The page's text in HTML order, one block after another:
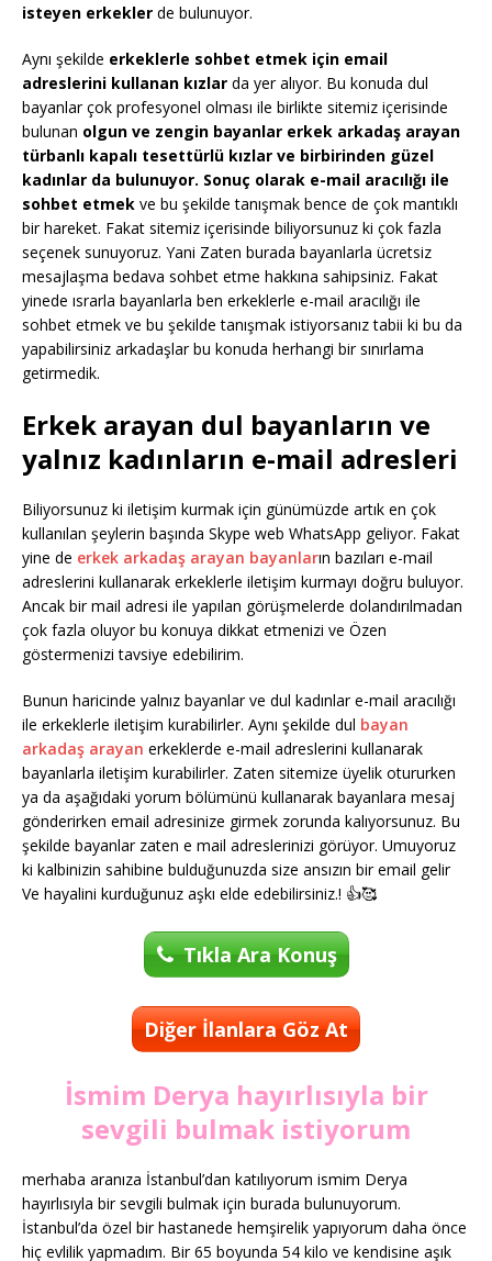
isteyen erkekler de bulunuyor.
Aynı şekilde erkeklerle sohbet etmek için email
adreslerini kullanan kızlar da yer alıyor. Bu konuda dul
bayanlar çok profesyonel olması ile birlikte sitemiz içerisinde
bulunan olgun ve zengin bayanlar erkek arkadaş arayan
türbanlı kapalı tesettürlü kızlar ve birbirinden güzel
kadınlar da bulunuyor. Sonuç olarak e-mail aracılığı ile
sohbet etmek ve bu şekilde tanışmak bence de çok mantıklı
bir hareket. Fakat sitemiz içerisinde biliyorsunuz ki çok fazla
seçenek sunuyoruz. Yani Zaten burada bayanlarla ücretsiz
mesajlaşma bedava sohbet etme hakkına sahipsiniz. Fakat
yinede ısrarla bayanlarla ben erkeklerle e-mail aracılığı ile
sohbet etmek ve bu şekilde tanışmak istiyorsanız tabii ki bu da
yapabilirsiniz arkadaşlar bu konuda herhangi bir sınırlama
getirmedik.
Erkek arayan dul bayanların ve
yalnız kadınların e-mail adresleri
Biliyorsunuz ki iletişim kurmak için günümüzde artık en çok
kullanılan şeylerin başında Skype web WhatsApp geliyor. Fakat
yine de erkek arkadaş arayan bayanların bazıları e-mail
adreslerini kullanarak erkeklerle iletişim kurmayı doğru buluyor.
Ancak bir mail adresi ile yapılan görüşmelerde dolandırılmadan
çok fazla oluyor bu konuya dikkat etmenizi ve Özen
göstermenizi tavsiye edebilirim.
Bunun haricinde yalnız bayanlar ve dul kadınlar e-mail aracılığı
ile erkeklerle iletişim kurabilirler. Aynı şekilde dul bayan
arkadaş arayan erkeklerde e-mail adreslerini kullanarak
bayanlarla iletişim kurabilirler. Zaten sitemize üyelik otururken
ya da aşağıdaki yorum bölümünü kullanarak bayanlara mesaj
gönderirken email adresinize girmek zorunda kalıyorsunuz. Bu
şekilde bayanlar zaten e mail adreslerinizi görüyor. Umuyoruz
ki kalbinizin sahibine bulduğunuzda size ansızın bir email gelir
Ve hayalini kurduğunuz aşkı elde edebilirsiniz.! 👍🥰
Tıkla Ara Konuş
Diğer İlanlara Göz At
İsmim Derya hayırlısıyla bir
sevgili bulmak istiyorum
merhaba aranıza İstanbul’dan katılıyorum ismim Derya
hayırlısıyla bir sevgili bulmak için burada bulunuyorum.
İstanbul’da özel bir hastanede hemşirelik yapıyorum daha önce
hiç evlilik yapmadım. Bir 65 boyunda 54 kilo ve kendisine aşık